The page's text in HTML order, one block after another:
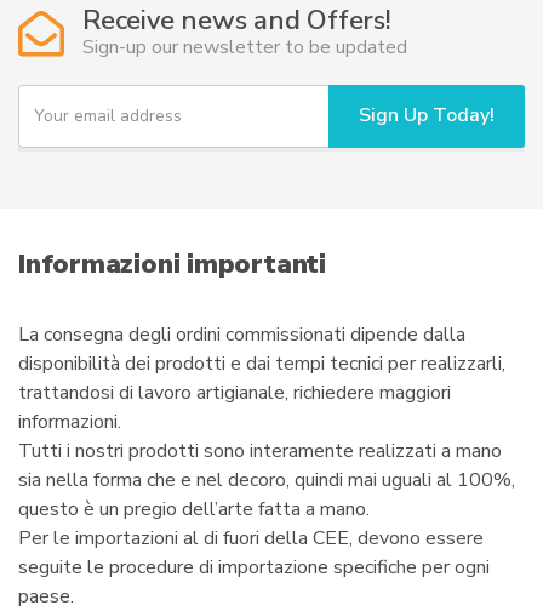
possono
essere
scelte
nella
pagina
Receive news and Offers!
Sign-up our newsletter to be updated
Y
u
i
l
Sign Up Today!
Informazioni importanti
La consegna degli ordini commissionati dipende dalla
disponibilità dei prodotti e dai tempi tecnici per realizzarli,
trattandosi di lavoro artigianale, richiedere maggiori
informazioni.
Tutti i nostri prodotti sono interamente realizzati a mano
sia nella forma che e nel decoro, quindi mai uguali al 100%,
questo è un pregio dell’arte fatta a mano.
Per le importazioni al di fuori della CEE, devono essere
seguite le procedure di importazione specifiche per ogni
paese.